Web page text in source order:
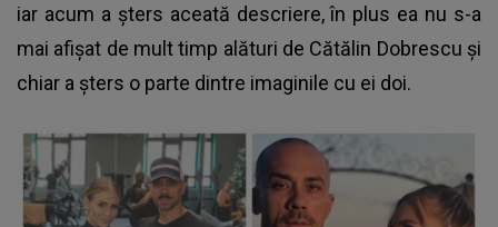
iar acum a șters aceată descriere, în plus ea nu s-a
mai afișat de mult timp alături de Cătălin Dobrescu și
chiar a șters o parte dintre imaginile cu ei doi.